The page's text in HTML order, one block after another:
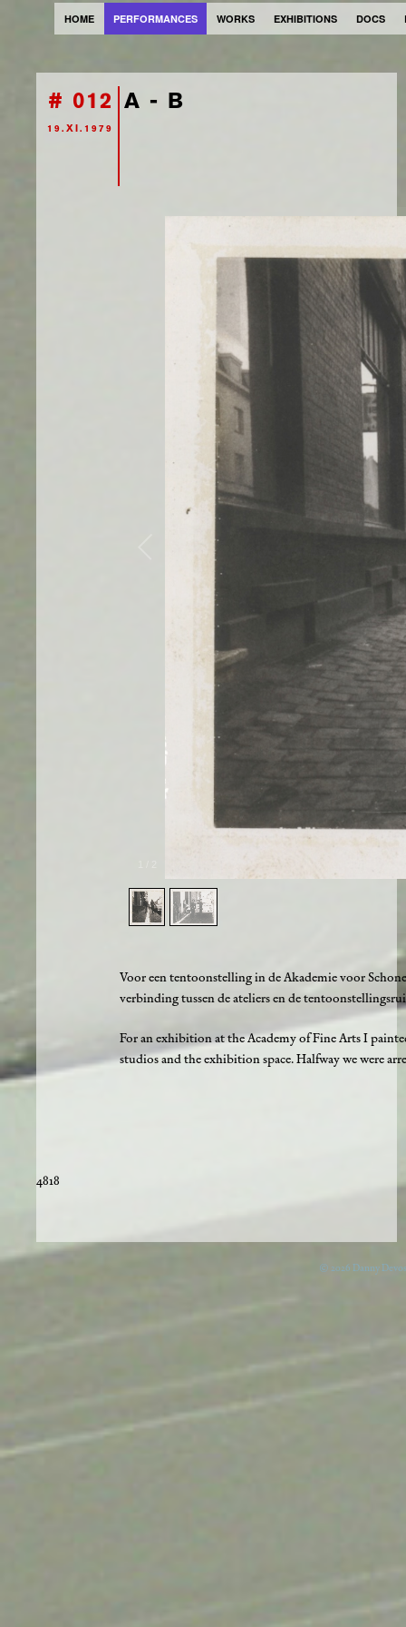
HOME PERFORMANCES WORKS EXHIBITIONS DOCS
# 012
19.XI.1979
A - B
Voor een tentoonstelling in de Akademie voor
verbinding tussen de ateliers en de
For an exhibition at the Academy of Fine Arts I
studios and the exhibition space. Halfway we were
4818
© 2026 Danny